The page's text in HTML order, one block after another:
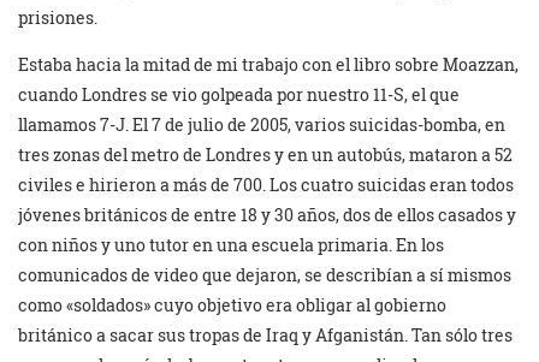
prisiones.
Estaba hacia la mitad de mi trabajo con el libro sobre Moazzan,
cuando Londres se vio golpeada por nuestro 11-S, el que
llamamos 7-J. El 7 de julio de 2005, varios suicidas-bomba, en
tres zonas del metro de Londres y en un autobús, mataron a 52
civiles e hirieron a más de 700. Los cuatro suicidas eran todos
jóvenes británicos de entre 18 y 30 años, dos de ellos casados y
con niños y uno tutor en una escuela primaria. En los
comunicados de video que dejaron, se describían a sí mismos
como «soldados» cuyo objetivo era obligar al gobierno
británico a sacar sus tropas de Iraq y Afganistán. Tan sólo tres